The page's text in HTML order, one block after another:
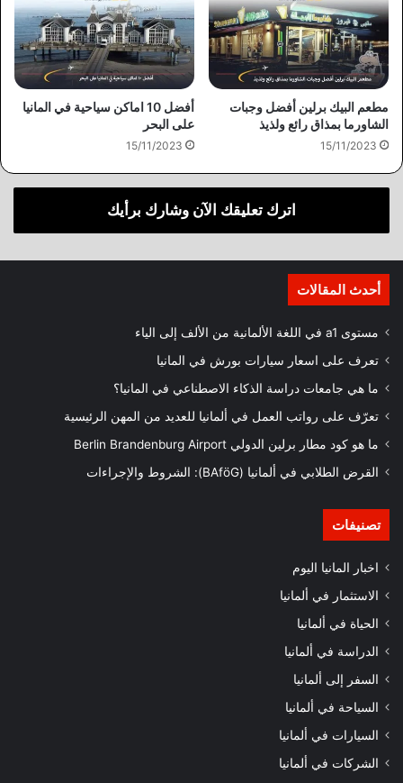
مطعم البيك برلين أفضل وجبات
الشاورما بمذاق رائع ولذيذ
15/11/2023
أفضل 10 اماكن سياحية في المانيا
على البحر
15/11/2023
اترك تعليقك الآن وشارك برأيك
أحدث المقالات
مستوى a1 في اللغة الألمانية من الألف إلى الياء
تعرف على اسعار سيارات بورش في المانيا
ما هي جامعات دراسة الذكاء الاصطناعي في المانيا؟
تعرّف على رواتب العمل في ألمانيا للعديد من المهن الرئيسية
ما هو كود مطار برلين الدولي Berlin Brandenburg Airport
القرض الطلابي في ألمانيا (BAföG): الشروط والإجراءات
تصنيفات
اخبار المانيا اليوم
الاستثمار في ألمانيا
الحياة في ألمانيا
الدراسة في ألمانيا
السفر إلى ألمانيا
السياحة في ألمانيا
السيارات في ألمانيا
الشركات في ألمانيا